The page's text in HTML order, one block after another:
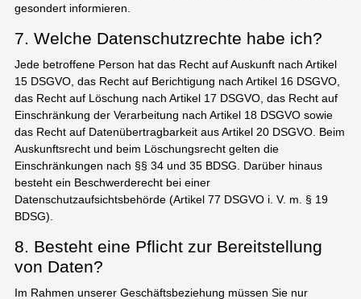
gesondert informieren.
7. Welche Datenschutzrechte habe ich?
Jede betroffene Person hat das Recht auf Auskunft nach Artikel
15 DSGVO, das Recht auf Berichtigung nach Artikel 16 DSGVO,
das Recht auf Löschung nach Artikel 17 DSGVO, das Recht auf
Einschränkung der Verarbeitung nach Artikel 18 DSGVO sowie
das Recht auf Datenübertragbarkeit aus Artikel 20 DSGVO. Beim
Auskunftsrecht und beim Löschungsrecht gelten die
Einschränkungen nach §§ 34 und 35 BDSG. Darüber hinaus
besteht ein Beschwerderecht bei einer
Datenschutzaufsichtsbehörde (Artikel 77 DSGVO i. V. m. § 19
BDSG).
8. Besteht eine Pflicht zur Bereitstellung
von Daten?
Im Rahmen unserer Geschäftsbeziehung müssen Sie nur